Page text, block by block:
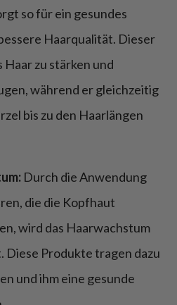
so für ein gesundes
Haarqualität. Dieser
zu stärken und
während er gleichzeitig
bis zu den Haarlängen
Durch die Anwendung
die die Kopfhaut
wird das Haarwachstum
Produkte tragen dazu
und ihm eine gesunde